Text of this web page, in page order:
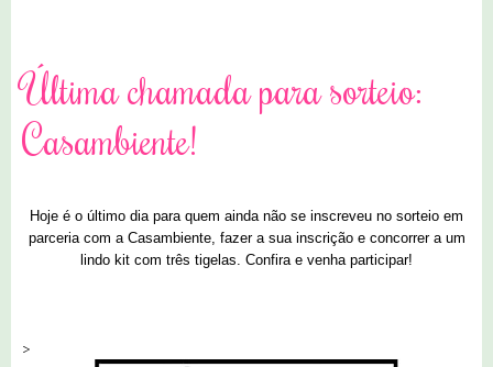
Última chamada para sorteio:
Casambiente!
Hoje é o último dia para quem ainda não se inscreveu no sorteio em
parceria com a Casambiente, fazer a sua inscrição e concorrer a um
lindo kit com três tigelas. Confira e venha participar!
>